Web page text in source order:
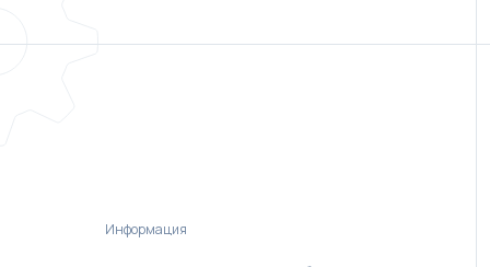
Информация